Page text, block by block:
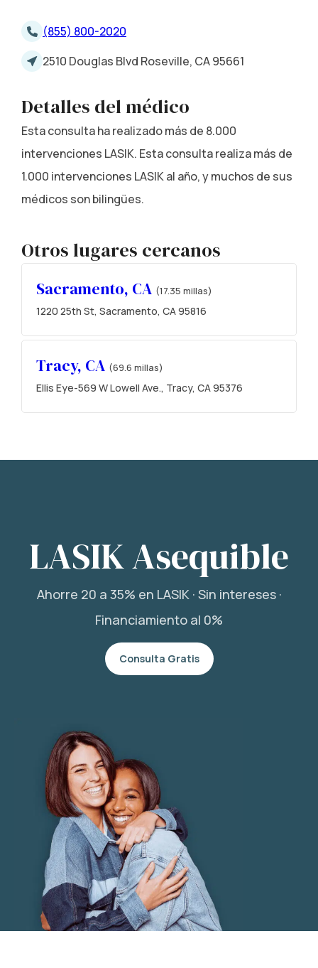
(855) 800-2020
2510 Douglas Blvd Roseville, CA 95661
Detalles del médico
Esta consulta ha realizado más de 8.000
intervenciones LASIK. Esta consulta realiza más de
1.000 intervenciones LASIK al año, y muchos de sus
médicos son bilingües.
Otros lugares cercanos
Sacramento, CA (17.35 millas)
1220 25th St, Sacramento, CA 95816
Tracy, CA (69.6 millas)
Ellis Eye-569 W Lowell Ave., Tracy, CA 95376
LASIK Asequible
Ahorre 20 a 35% en LASIK · Sin intereses ·
Financiamiento al 0%
Consulta Gratis